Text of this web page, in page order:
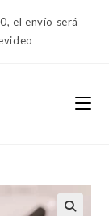
el envío será